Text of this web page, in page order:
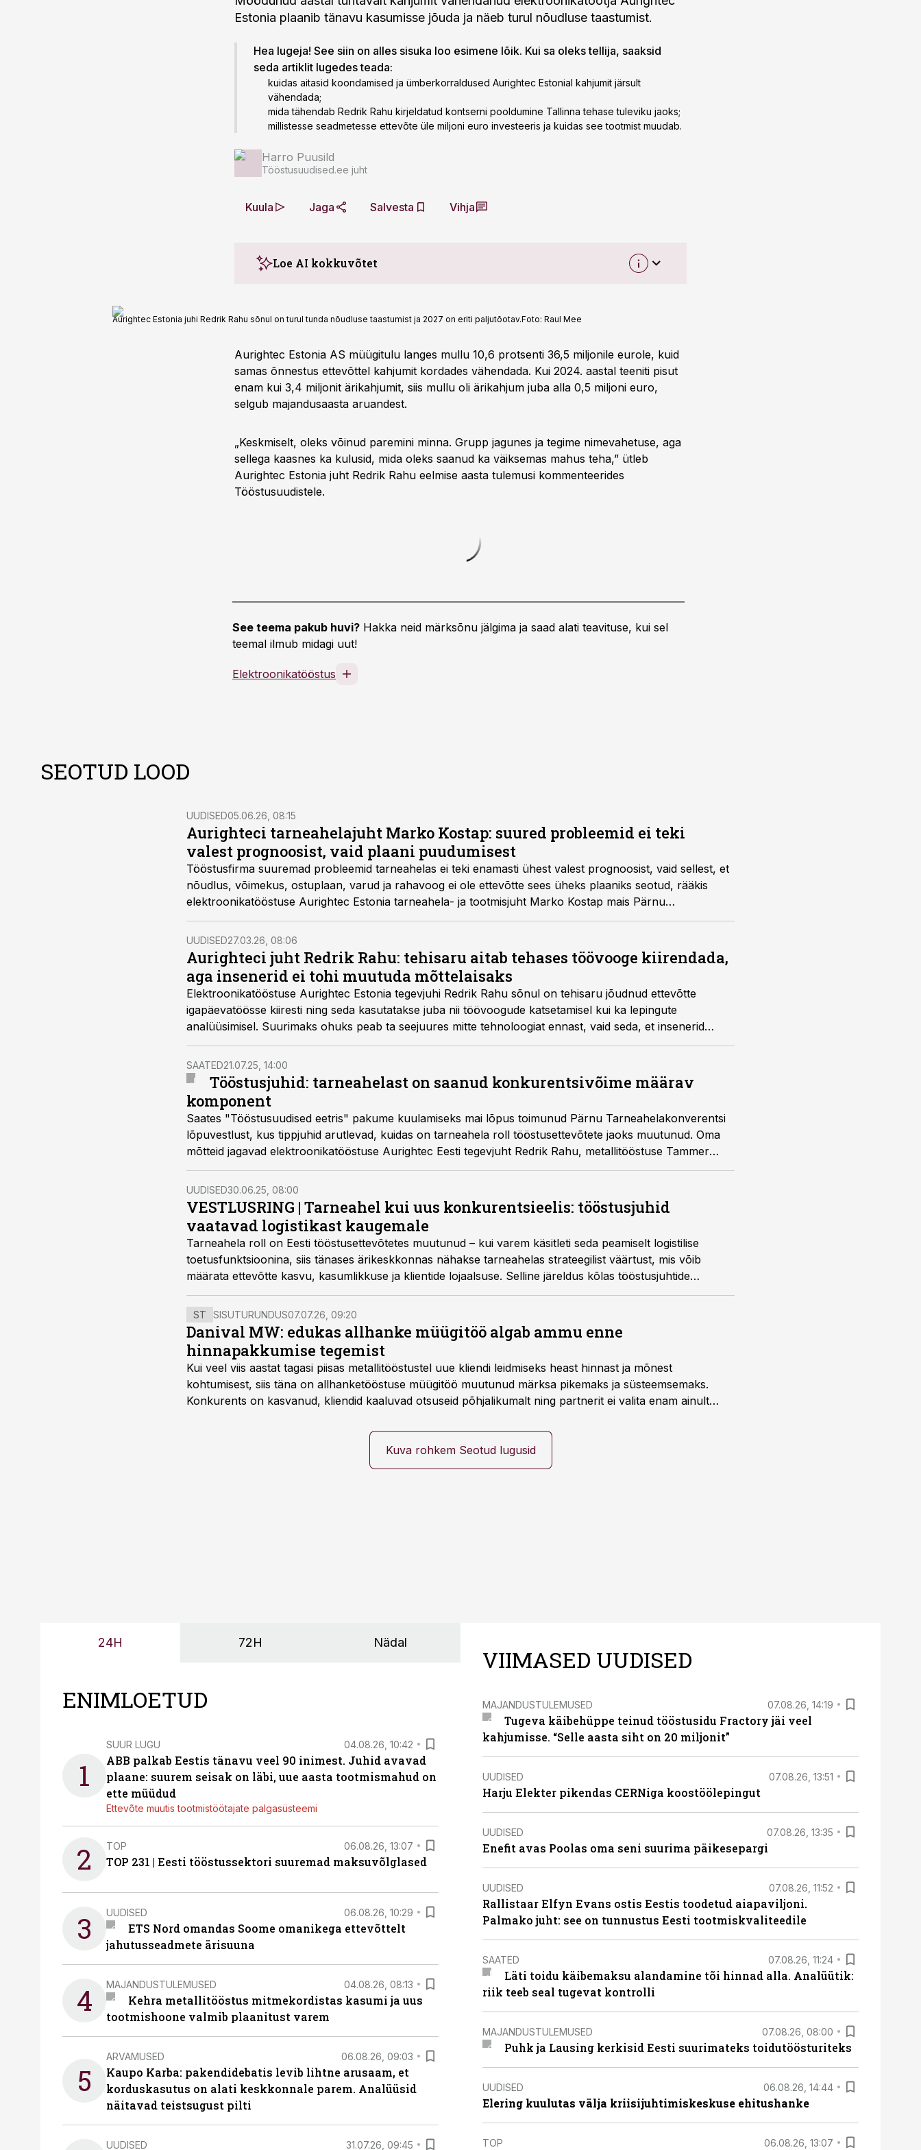
Estonia plaanib tänavu kasumisse jõuda ja näeb turul nõudluse taastumist.
Hea lugeja! See siin on alles sisuka loo esimene lõik. Kui sa oleks tellija, saaksid
seda artiklit lugedes teada:
kuidas aitasid koondamised ja ümberkorraldused Aurightec Estonial kahjumit järsult
vähendada;
mida tähendab Redrik Rahu kirjeldatud kontserni pooldumine Tallinna tehase tuleviku jaoks;
millistesse seadmetesse ettevõte üle miljoni euro investeeris ja kuidas see tootmist muudab.
Harro Puusild
Tööstusuudised.ee juht
Kuula Jaga Salvesta Vihja
Loe AI kokkuvõtet
Aurightec Estonia juhi Redrik Rahu sõnul on turul tunda nõudluse taastumist ja 2027 on eriti paljutõotav.Foto: Raul Mee
Aurightec Estonia AS müügitulu langes mullu 10,6 protsenti 36,5 miljonile eurole, kuid
samas õnnestus ettevõttel kahjumit kordades vähendada. Kui 2024. aastal teeniti pisut
enam kui 3,4 miljonit ärikahjumit, siis mullu oli ärikahjum juba alla 0,5 miljoni euro,
selgub majandusaasta aruandest.
„Keskmiselt, oleks võinud paremini minna. Grupp jagunes ja tegime nimevahetuse, aga
sellega kaasnes ka kulusid, mida oleks saanud ka väiksemas mahus teha,” ütleb
Aurightec Estonia juht Redrik Rahu eelmise aasta tulemusi kommenteerides
Tööstusuudistele.
See teema pakub huvi? Hakka neid märksõnu jälgima ja saad alati teavituse, kui sel
teemal ilmub midagi uut!
Elektroonikatööstus
SEOTUD LOOD
UUDISED05.06.26, 08:15
Aurighteci tarneahelajuht Marko Kostap: suured probleemid ei teki
valest prognoosist, vaid plaani puudumisest
Tööstusfirma suuremad probleemid tarneahelas ei teki enamasti ühest valest prognoosist, vaid sellest, et
nõudlus, võimekus, ostuplaan, varud ja rahavoog ei ole ettevõtte sees üheks plaaniks seotud, rääkis
elektroonikatööstuse Aurightec Estonia tarneahela- ja tootmisjuht Marko Kostap mais Pärnu
tarneahelakonverentsil.
UUDISED27.03.26, 08:06
Aurighteci juht Redrik Rahu: tehisaru aitab tehases töövooge kiirendada,
aga insenerid ei tohi muutuda mõttelaisaks
Elektroonikatööstuse Aurightec Estonia tegevjuhi Redrik Rahu sõnul on tehisaru jõudnud ettevõtte
igapäevatöösse kiiresti ning seda kasutatakse juba nii töövoogude katsetamisel kui ka lepingute
analüüsimisel. Suurimaks ohuks peab ta seejuures mitte tehnoloogiat ennast, vaid seda, et insenerid
võivad hakata masinat liiga kergesti usaldama ja muutuda mõttelaisaks.
SAATED21.07.25, 14:00
Tööstusjuhid: tarneahelast on saanud konkurentsivõime määrav
komponent
Saates "Tööstusuudised eetris" pakume kuulamiseks mai lõpus toimunud Pärnu Tarneahelakonverentsi
lõpuvestlust, kus tippjuhid arutlevad, kuidas on tarneahela roll tööstusettevõtete jaoks muutunud. Oma
mõtteid jagavad elektroonikatööstuse Aurightec Eesti tegevjuht Redrik Rahu, metallitööstuse Tammer
tegevjuht Liis Kokk ning Foxway operatsioonide juht ja juhatuse liige Oliver Kotkas. Vestlust juhib Anti
Orav.
UUDISED30.06.25, 08:00
VESTLUSRING | Tarneahel kui uus konkurentsieelis: tööstusjuhid
vaatavad logistikast kaugemale
Tarneahela roll on Eesti tööstusettevõtetes muutunud – kui varem käsitleti seda peamiselt logistilise
toetusfunktsioonina, siis tänases ärikeskkonnas nähakse tarneahelas strateegilist väärtust, mis võib
määrata ettevõtte kasvu, kasumlikkuse ja klientide lojaalsuse. Selline järeldus kõlas tööstusjuhtide
vestlusringis Pärnu tarneahelakonverentsil, kus kogemusi jagasid Aurightec Eesti tegevjuht Redrik Rahu,
metallitööstuse Tammer tegevjuht Liis Kokk ja Foxway operatsioonide juht Oliver Kotkas.
ST SISUTURUNDUS07.07.26, 09:20
Danival MW: edukas allhanke müügitöö algab ammu enne
hinnapakkumise tegemist
Kui veel viis aastat tagasi piisas metallitööstustel uue kliendi leidmiseks heast hinnast ja mõnest
kohtumisest, siis täna on allhanketööstuse müügitöö muutunud märksa pikemaks ja süsteemsemaks.
Konkurents on kasvanud, kliendid kaaluvad otsuseid põhjalikumalt ning partnerit ei valita enam ainult
Kuva rohkem Seotud lugusid
24H 72H Nädal
ENIMLOETUD
1
SUUR LUGU 04.08.26, 10:42
ABB palkab Eestis tänavu veel 90 inimest. Juhid avavad
plaane: suurem seisak on läbi, uue aasta tootmismahud on
ette müüdud
Ettevõte muutis tootmistöötajate palgasüsteemi
2 TOP 06.08.26, 13:07
TOP 231 | Eesti tööstussektori suuremad maksuvõlglased
3 UUDISED 06.08.26, 10:29
ETS Nord omandas Soome omanikega ettevõttelt
jahutusseadmete ärisuuna
4 MAJANDUSTULEMUSED 04.08.26, 08:13
Kehra metallitööstus mitmekordistas kasumi ja uus
tootmishoone valmib plaanitust varem
5
ARVAMUSED 06.08.26, 09:03
Kaupo Karba: pakendidebatis levib lihtne arusaam, et
korduskasutus on alati keskkonnale parem. Analüüsid
näitavad teistsugust pilti
UUDISED 31.07.26, 09:45
VIIMASED UUDISED
MAJANDUSTULEMUSED 07.08.26, 14:19
Tugeva käibehüppe teinud tööstusidu Fractory jäi veel
kahjumisse. “Selle aasta siht on 20 miljonit”
UUDISED 07.08.26, 13:51
Harju Elekter pikendas CERNiga koostöölepingut
UUDISED 07.08.26, 13:35
Enefit avas Poolas oma seni suurima päikesepargi
UUDISED 07.08.26, 11:52
Rallistaar Elfyn Evans ostis Eestis toodetud aiapaviljoni.
Palmako juht: see on tunnustus Eesti tootmiskvaliteedile
SAATED 07.08.26, 11:24
Läti toidu käibemaksu alandamine tõi hinnad alla. Analüütik:
riik teeb seal tugevat kontrolli
MAJANDUSTULEMUSED 07.08.26, 08:00
Puhk ja Lausing kerkisid Eesti suurimateks toidutöösturiteks
UUDISED 06.08.26, 14:44
Elering kuulutas välja kriisijuhtimiskeskuse ehitushanke
TOP 06.08.26, 13:07